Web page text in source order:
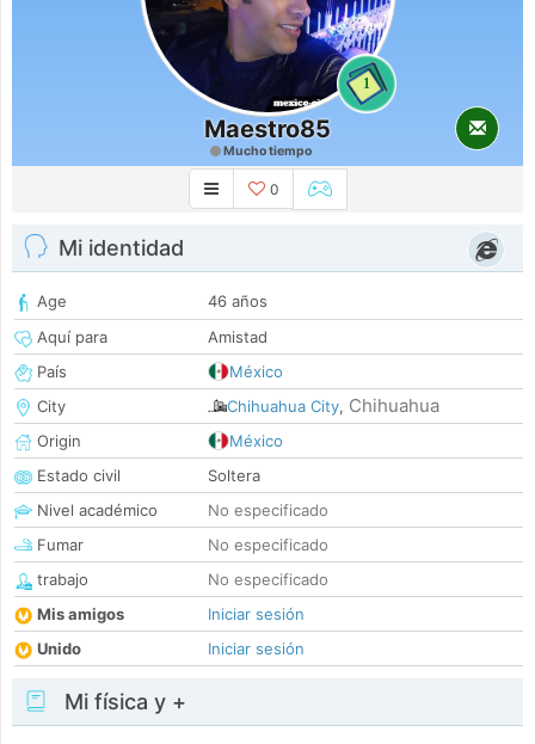
1
Maestro85
Mucho tiempo
0
Mi identidad
Age
46 años
Aquí para
Amistad
País
México
City
Chihuahua City, Chihuahua
Origin
México
Estado civil
Soltera
Nivel académico
No especificado
Fumar
No especificado
trabajo
No especificado
Mis amigos
Iniciar sesión
Unido
Iniciar sesión
Mi física y +